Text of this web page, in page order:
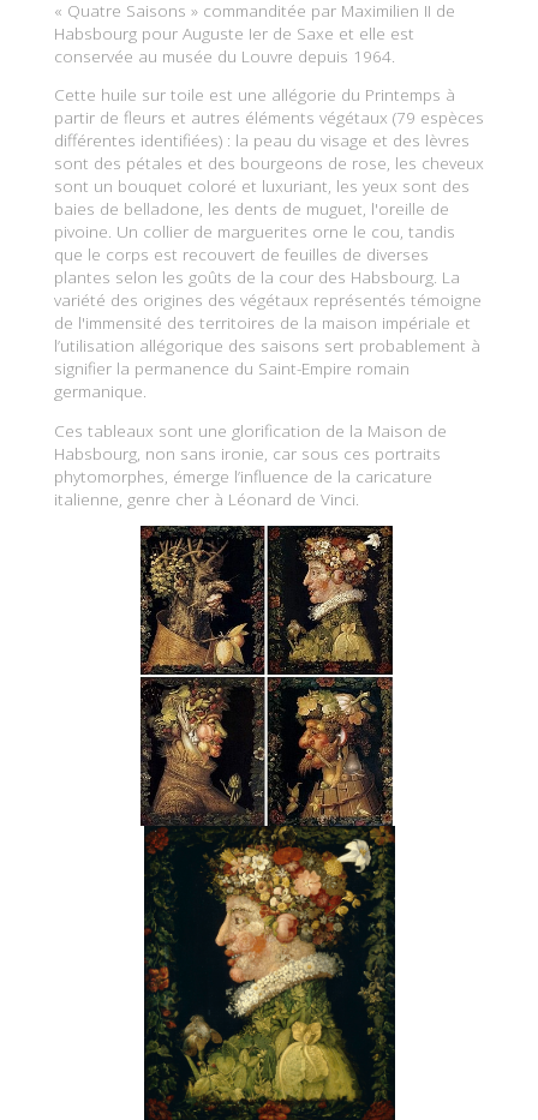
« Quatre Saisons » commanditée par Maximilien II de
Habsbourg pour Auguste Ier de Saxe et elle est
conservée au musée du Louvre depuis 1964.
Cette huile sur toile est une allégorie du Printemps à
partir de fleurs et autres éléments végétaux (79 espèces
différentes identifiées) : la peau du visage et des lèvres
sont des pétales et des bourgeons de rose, les cheveux
sont un bouquet coloré et luxuriant, les yeux sont des
baies de belladone, les dents de muguet, l'oreille de
pivoine. Un collier de marguerites orne le cou, tandis
que le corps est recouvert de feuilles de diverses
plantes selon les goûts de la cour des Habsbourg. La
variété des origines des végétaux représentés témoigne
de l'immensité des territoires de la maison impériale et
l’utilisation allégorique des saisons sert probablement à
signifier la permanence du Saint-Empire romain
germanique.
Ces tableaux sont une glorification de la Maison de
Habsbourg, non sans ironie, car sous ces portraits
phytomorphes, émerge l’influence de la caricature
italienne, genre cher à Léonard de Vinci.